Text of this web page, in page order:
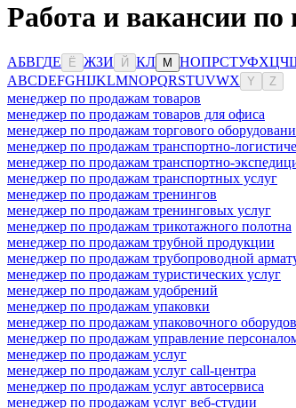
Работа и вакансии
АБВГДЕ Ё ЖЗИ Й КЛ М НОПРСТУФХЦЧ
ABCDEFGHIJKLMNOPQRSTUVWX Y Z
менеджер по продажам товаров
менеджер по продажам товаров для офиса
менеджер по продажам торгового
менеджер по продажам транспортно-
менеджер по продажам транспортно-
менеджер по продажам транспортных услуг
менеджер по продажам тренингов
менеджер по продажам тренинговых услуг
менеджер по продажам трикотажного полотна
менеджер по продажам трубной продукции
менеджер по продажам трубопроводной
менеджер по продажам туристических услуг
менеджер по продажам удобрений
менеджер по продажам упаковки
менеджер по продажам упаковочного
менеджер по продажам управление
менеджер по продажам услуг
менеджер по продажам услуг call-центра
менеджер по продажам услуг автосервиса
менеджер по продажам услуг веб-студии